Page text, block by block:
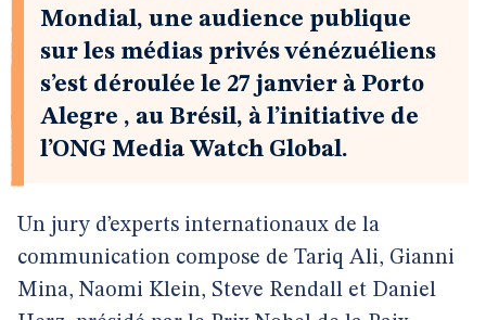
Mondial, une audience publique
sur les médias privés vénézuéliens
s’est déroulée le 27 janvier à Porto
Alegre , au Brésil, à l’initiative de
l’ONG Media Watch Global.
Un jury d’experts internationaux de la
communication compose de Tariq Ali, Gianni
Mina, Naomi Klein, Steve Rendall et Daniel